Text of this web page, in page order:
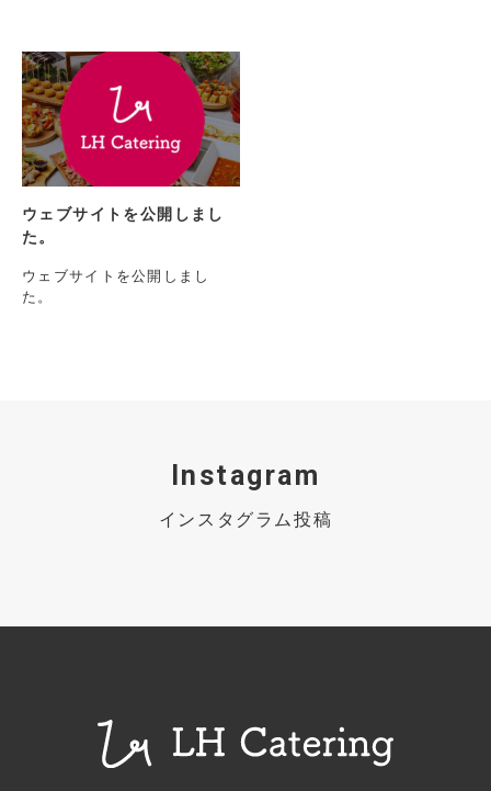
ウェブサイトを公開しまし
た。
ウェブサイトを公開しまし
た。
Instagram
インスタグラム投稿